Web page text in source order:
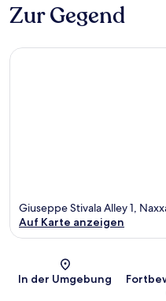
Zur Gegend
Giuseppe Stivala Alley 1,
Auf Karte anzeigen
In der Umgebung